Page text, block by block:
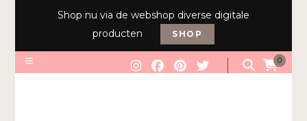
Shop nu via de webshop diverse digitale
producten
SHOP
0